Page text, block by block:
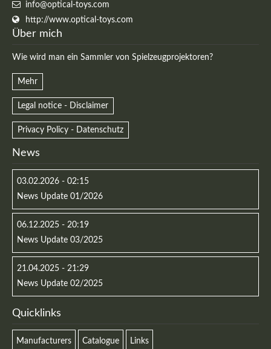
info@optical-toys.com
http://www.optical-toys.com
Über mich
Wie wird man ein Sammler von Spielzeugprojektoren?
Mehr
Legal notice - Disclaimer
Privacy Policy - Datenschutz
News
03.02.2026 - 02:15
News Update 01/2026
06.12.2025 - 20:19
News Update 03/2025
21.04.2025 - 21:29
News Update 02/2025
Quicklinks
Manufacturers Catalogue Links